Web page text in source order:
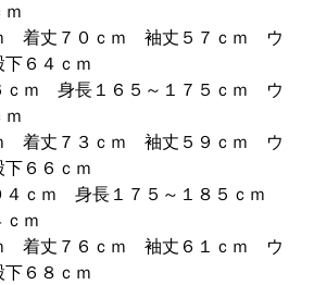
ｃｍ
丈７０ｃｍ 袖丈５７ｃｍ ウ
６４ｃｍ
ｃｍ 身長１６５～１７５ｃｍ ウ
ｃｍ
丈７３ｃｍ 袖丈５９ｃｍ ウ
下６６ｃｍ
４ｃｍ 身長１７５～１８５ｃｍ
４ｃｍ
丈７６ｃｍ 袖丈６１ｃｍ ウ
下６８ｃｍ